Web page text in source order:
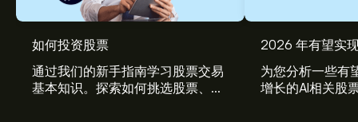
如何投资股票
通过我们的新手指南学习股票交易
基本知识。探索如何挑选股票、管
2026 年有望实
为您分析一些有
增长的AI相关股